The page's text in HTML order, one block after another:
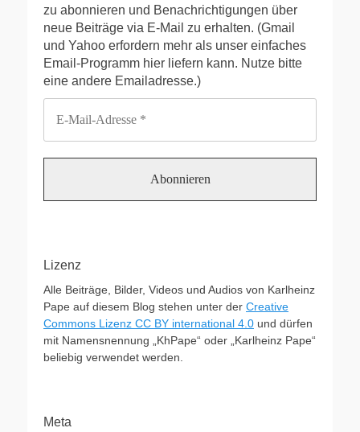
zu abonnieren und Benachrichtigungen über
neue Beiträge via E-Mail zu erhalten. (Gmail
und Yahoo erfordern mehr als unser einfaches
Email-Programm hier liefern kann. Nutze bitte
eine andere Emailadresse.)
Lizenz
Alle Beiträge, Bilder, Videos und Audios von Karlheinz
Pape auf diesem Blog stehen unter der Creative
Commons Lizenz CC BY international 4.0 und dürfen
mit Namensnennung „KhPape“ oder „Karlheinz Pape“
beliebig verwendet werden.
Meta